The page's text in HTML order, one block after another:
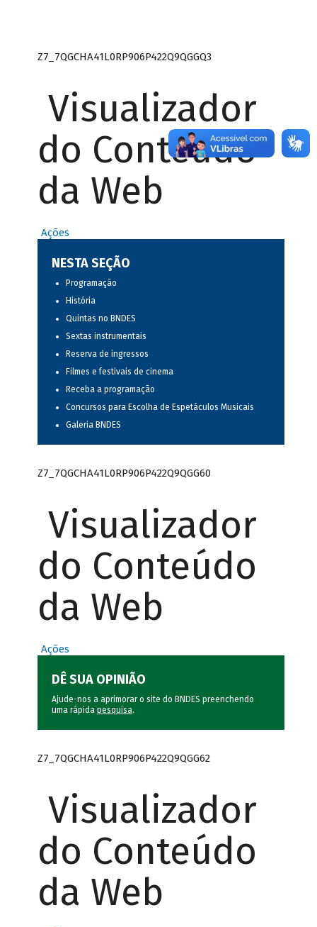
Z7_7QGCHA41L0RP906P422Q9QGGQ3
Visualizador
do Conteúdo
da Web
Ações
NESTA SEÇÃO
Programação
História
Quintas no BNDES
Sextas instrumentais
Reserva de ingressos
Filmes e festivais de cinema
Receba a programação
Concursos para Escolha de Espetáculos Musicais
Galeria BNDES
Z7_7QGCHA41L0RP906P422Q9QGG60
Visualizador
do Conteúdo
da Web
Ações
DÊ SUA OPINIÃO
Ajude-nos a aprimorar o site do BNDES preenchendo
uma rápida pesquisa.
Z7_7QGCHA41L0RP906P422Q9QGG62
Visualizador
do Conteúdo
da Web